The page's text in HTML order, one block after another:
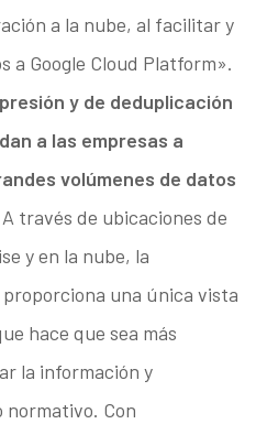
a la nube, al facilitar y
a Google Cloud Platform».
y de deduplicación
a las empresas a
volúmenes de datos
través de ubicaciones de
y en la nube, la
una única vista
hace que sea más
la información y
Con